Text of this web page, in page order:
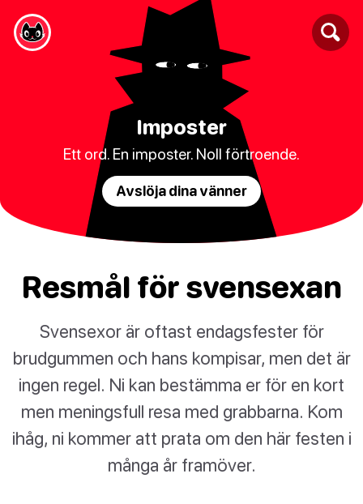
Imposter
Ett ord. En imposter. Noll förtroende.
Avslöja dina vänner
Resmål för svensexan
Svensexor är oftast endagsfester för
brudgummen och hans kompisar, men det är
ingen regel. Ni kan bestämma er för en kort
men meningsfull resa med grabbarna. Kom
ihåg, ni kommer att prata om den här festen i
många år framöver.